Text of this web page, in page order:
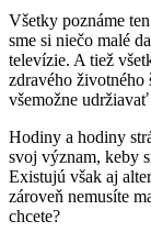
Všetky poznáme
sme si niečo malé
televízie. A tiež
zdravého životného
všemožne
Hodiny a hodiny
svoj význam, keby
Existujú však aj
zároveň nemusíte
chcete?